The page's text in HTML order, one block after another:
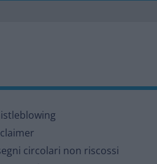
circolari non riscossi